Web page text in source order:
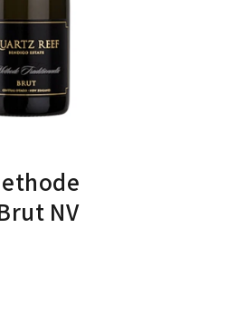
NV